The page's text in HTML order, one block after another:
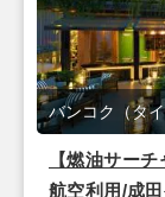
【燃油サー
航空利用/成
バンコク（タ